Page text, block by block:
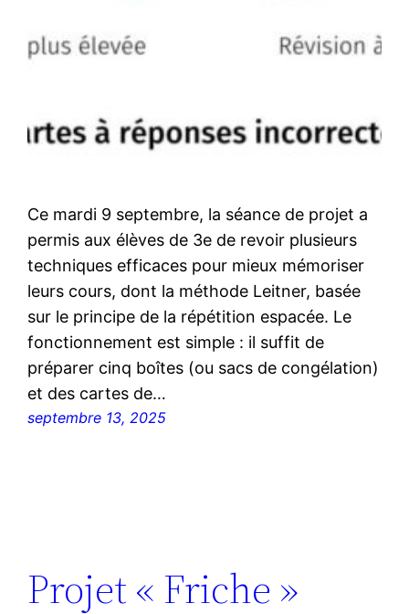
Ce mardi 9 septembre, la séance de projet a
permis aux élèves de 3e de revoir plusieurs
techniques efficaces pour mieux mémoriser
leurs cours, dont la méthode Leitner, basée
sur le principe de la répétition espacée. Le
fonctionnement est simple : il suffit de
préparer cinq boîtes (ou sacs de congélation)
et des cartes de…
septembre 13, 2025
Projet « Friche »